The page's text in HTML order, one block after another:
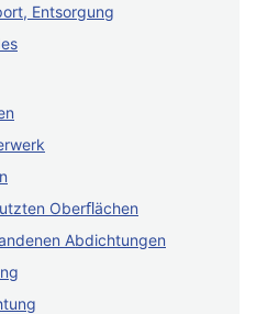
Entsorgung
Oberﬂächen
Abdichtungen